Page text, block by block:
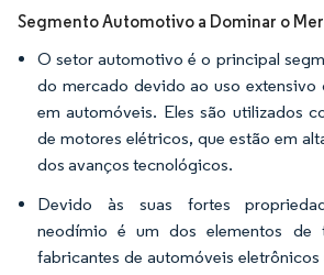
Segmento Automotivo a Dominar o
O setor automotivo é o principal
do mercado devido ao uso extensivo
em automóveis. Eles são utilizados
de motores elétricos, que estão em
dos avanços tecnológicos.
Devido às suas fortes
neodímio é um dos elementos de
fabricantes de automóveis